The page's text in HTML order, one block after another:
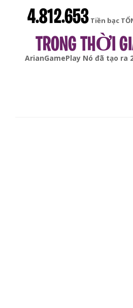
4.812.653 Tiền bạc
TRONG THỜI
gonsabellaNó đã tạo ra6.000